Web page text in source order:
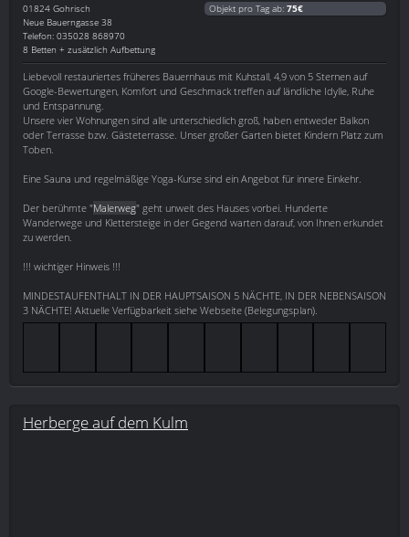
01824 Gohrisch
Neue Bauerngasse 38
Telefon: 035028 868970
8 Betten + zusätzlich Aufbettung
Objekt pro Tag ab: 75€
Liebevoll restauriertes früheres Bauernhaus mit Kuhstall, 4,9 von 5 Sternen auf
Google-Bewertungen, Komfort und Geschmack treffen auf ländliche Idylle, Ruhe
und Entspannung.
Unsere vier Wohnungen sind alle unterschiedlich groß, haben entweder Balkon
oder Terrasse bzw. Gästeterrasse. Unser großer Garten bietet Kindern Platz zum
Toben.
Eine Sauna und regelmäßige Yoga-Kurse sind ein Angebot für innere Einkehr.
Der berühmte "Malerweg" geht unweit des Hauses vorbei. Hunderte
Wanderwege und Klettersteige in der Gegend warten darauf, von Ihnen erkundet
zu werden.
!!! wichtiger Hinweis !!!
MINDESTAUFENTHALT IN DER HAUPTSAISON 5 NÄCHTE, IN DER NEBENSAISON
3 NÄCHTE! Aktuelle Verfügbarkeit siehe Webseite (Belegungsplan).
Herberge auf dem Kulm